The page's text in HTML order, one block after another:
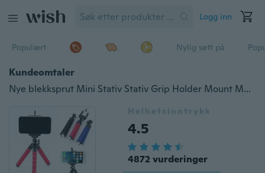
Logg inn
Populært Nylig sett på
Kundeomtaler
Nye blekksprut Mini Stativ Stativ Grip Holder Mount Mobiltelefoner Kameraer
Helhetsinntrykk
4.5
4872 vurderinger